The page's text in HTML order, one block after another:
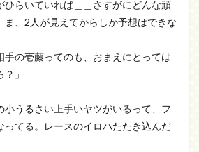
ひらいていれば＿＿さすがにどんな頑
ま、2人が見えてからしか予想はできな
手の壱藤ってのも、おまえにとっては
」
小うるさい上手いヤツがいるって、フ
ってる。レースのイロハたたき込んだ